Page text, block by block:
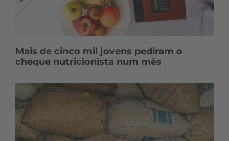
Mais de cinco mil jovens pediram o
cheque nutricionista num mês